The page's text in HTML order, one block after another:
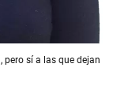
pero sí a las que dejan